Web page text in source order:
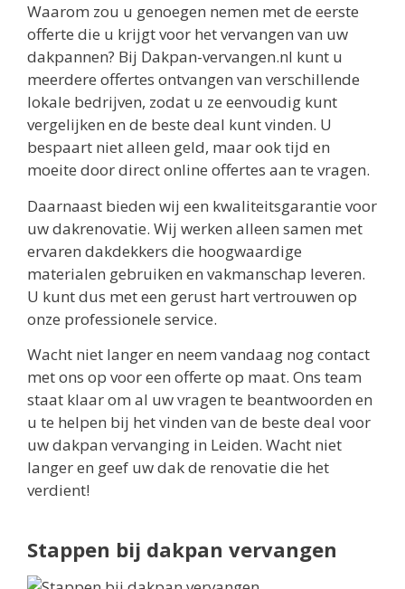
Waarom zou u genoegen nemen met de eerste
offerte die u krijgt voor het vervangen van uw
dakpannen? Bij Dakpan-vervangen.nl kunt u
meerdere offertes ontvangen van verschillende
lokale bedrijven, zodat u ze eenvoudig kunt
vergelijken en de beste deal kunt vinden. U
bespaart niet alleen geld, maar ook tijd en
moeite door direct online offertes aan te vragen.
Daarnaast bieden wij een kwaliteitsgarantie voor
uw dakrenovatie. Wij werken alleen samen met
ervaren dakdekkers die hoogwaardige
materialen gebruiken en vakmanschap leveren.
U kunt dus met een gerust hart vertrouwen op
onze professionele service.
Wacht niet langer en neem vandaag nog contact
met ons op voor een offerte op maat. Ons team
staat klaar om al uw vragen te beantwoorden en
u te helpen bij het vinden van de beste deal voor
uw dakpan vervanging in Leiden. Wacht niet
langer en geef uw dak de renovatie die het
verdient!
Stappen bij dakpan vervangen